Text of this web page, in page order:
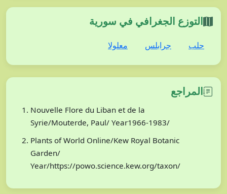
التوزع الجغرافي في سورية
حلب جرابلس معلولا
المراجع
Nouvelle Flore du Liban et de la
Syrie/Mouterde, Paul/ Year1966-1983/
Plants of World Online/Kew Royal Botanic
Garden/
Year/https://powo.science.kew.org/taxon/